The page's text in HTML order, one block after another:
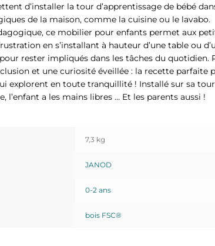
d’installer la tour d’apprentissage de bébé
de la maison, comme la cuisine ou le lavabo.
ce mobilier pour enfants permet aux
en s’installant à hauteur d’une table ou
rester impliqués dans les tâches du quotidien.
et une curiosité éveillée : la recette parfaite
explorent en toute tranquillité ! Installé sur sa tour
l’enfant a les mains libres … Et les parents aussi !
7,3 kg
JANOD
0-2 ans
bois FSC®